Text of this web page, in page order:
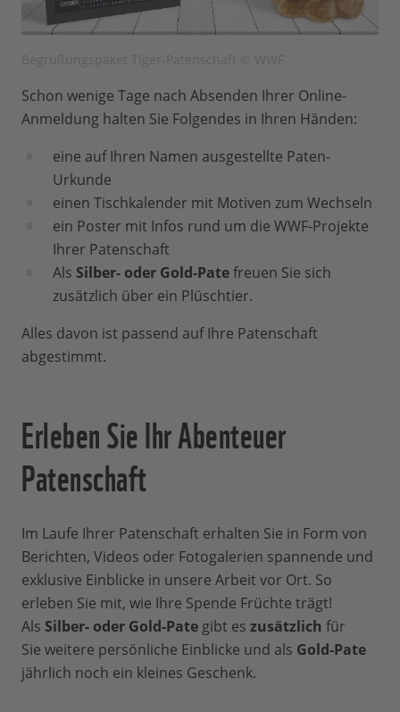
Schon wenige Tage nach Absenden Ihrer Online-
Anmeldung halten Sie Folgendes in Ihren Händen:
eine auf Ihren Namen ausgestellte Paten-
Urkunde
einen Tischkalender mit Motiven zum Wechseln
ein Poster mit Infos rund um die WWF-Projekte
Ihrer Patenschaft
Als Silber- oder Gold-Patefreuen Sie sich
zusätzlich über ein Plüschtier.
Alles davon ist passend auf Ihre Patenschaft
abgestimmt.
Erleben Sie Ihr Abenteuer
Patenschaft
Im Laufe Ihrer Patenschaft erhalten Sie in Form von
Berichten, Videos oder Fotogalerien spannende und
exklusive Einblicke in unsere Arbeit vor Ort. So
erleben Sie mit, wie Ihre Spende Früchte trägt!
Als Silber- oder Gold-Pate gibt es zusätzlich für
Sie weitere persönliche Einblicke und als Gold-Pate
jährlich noch ein kleines Geschenk.